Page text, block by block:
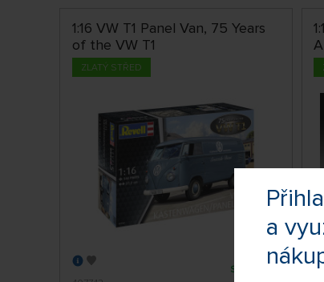
a
1:16 VW T1 Panel Van, 75 Years
of the VW T1
ZLATÝ STŘED
SKLADEM